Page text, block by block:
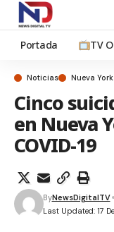
Portada TV
Noticias Nueva York
Cinco
en Nueva
COVID-19
Last Updated: 17
ByNewsDigitalTV